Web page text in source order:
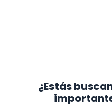
¿Estás